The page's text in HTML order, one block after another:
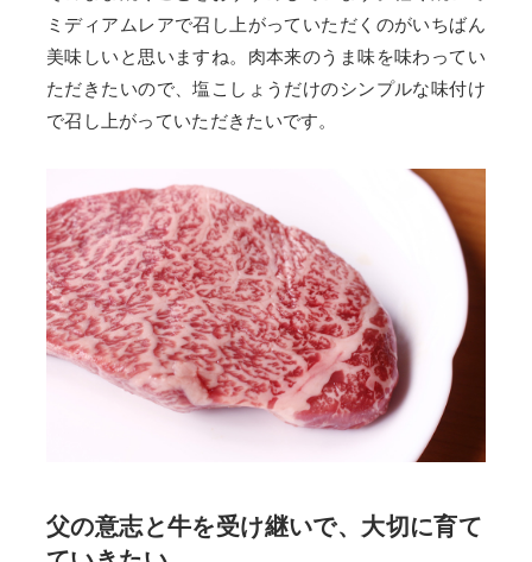
ミディアムレアで召し上がっていただくのがいちばん
美味しいと思いますね。肉本来のうま味を味わってい
ただきたいので、塩こしょうだけのシンプルな味付け
で召し上がっていただきたいです。
父の意志と牛を受け継いで、大切に育て